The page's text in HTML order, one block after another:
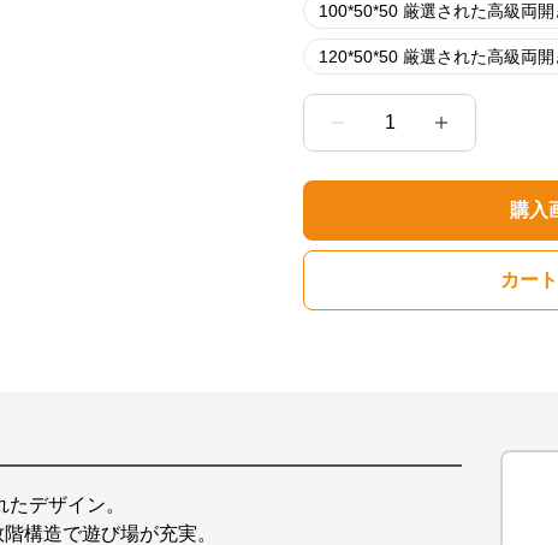
100*50*50 厳選された高級両開
120*50*50 厳選された高級両開
1
購入
カー
デザイン。
構造で遊び場が充実。